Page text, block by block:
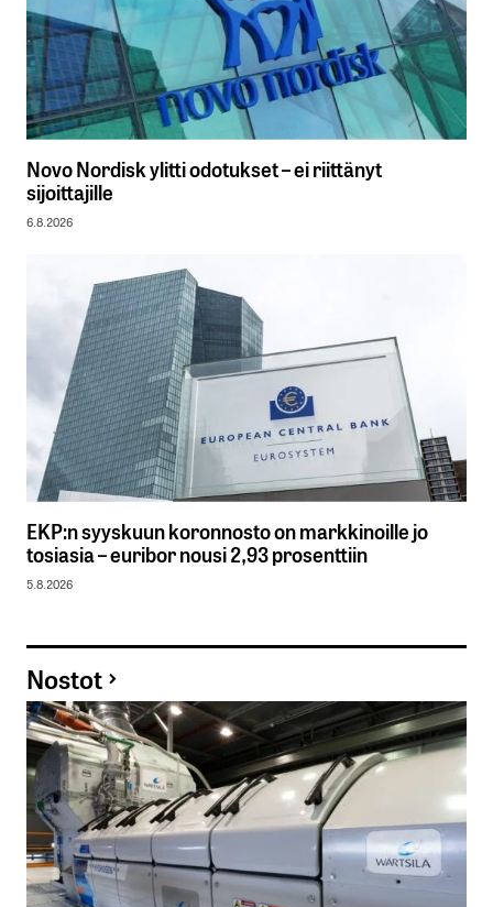
Novo Nordisk ylitti odotukset – ei riittänyt
sijoittajille
6.8.2026
EKP:n syyskuun koronnosto on markkinoille jo
tosiasia – euribor nousi 2,93 prosenttiin
5.8.2026
Nostot